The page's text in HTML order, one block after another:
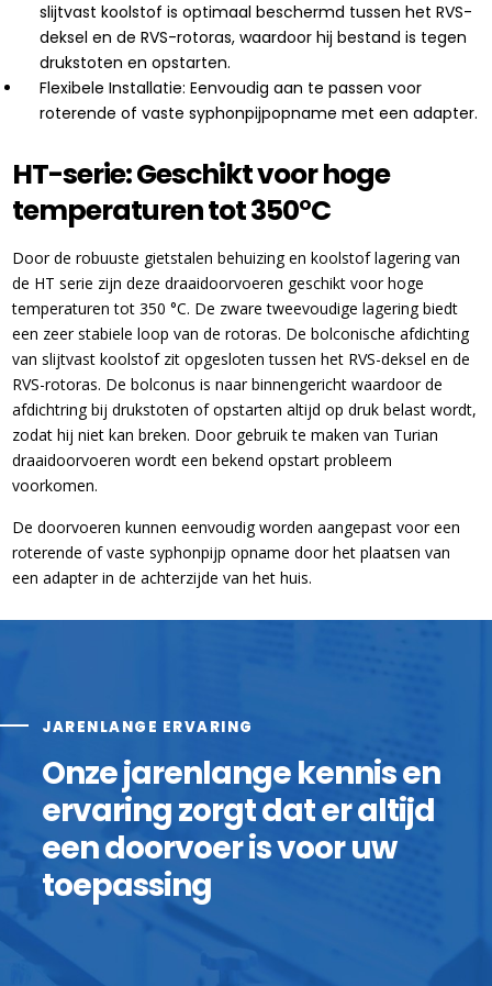
slijtvast koolstof is optimaal beschermd tussen het RVS-
deksel en de RVS-rotoras, waardoor hij bestand is tegen
drukstoten en opstarten.
Flexibele Installatie: Eenvoudig aan te passen voor
roterende of vaste syphonpijpopname met een adapter.
HT-serie: Geschikt voor hoge
temperaturen tot 350°C
Door de robuuste gietstalen behuizing en koolstof lagering van
de HT serie zijn deze draaidoorvoeren geschikt voor hoge
temperaturen tot 350 °C. De zware tweevoudige lagering biedt
een zeer stabiele loop van de rotoras. De bolconische afdichting
van slijtvast koolstof zit opgesloten tussen het RVS-deksel en de
RVS-rotoras. De bolconus is naar binnengericht waardoor de
afdichtring bij drukstoten of opstarten altijd op druk belast wordt,
zodat hij niet kan breken. Door gebruik te maken van Turian
draaidoorvoeren wordt een bekend opstart probleem
voorkomen.
De doorvoeren kunnen eenvoudig worden aangepast voor een
roterende of vaste syphonpijp opname door het plaatsen van
een adapter in de achterzijde van het huis.
JARENLANGE ERVARING
Onze jarenlange kennis en
ervaring zorgt dat er altijd
een doorvoer is voor uw
toepassing